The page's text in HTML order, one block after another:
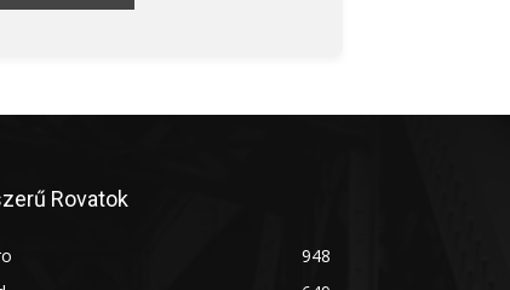
Rovatok
948